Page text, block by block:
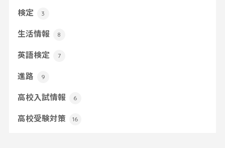
検定 3
生活情報 8
英語検定 7
進路 9
高校入試情報 6
高校受験対策 16